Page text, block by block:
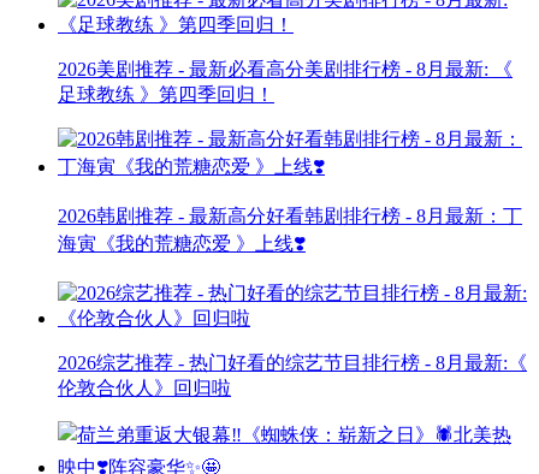
2026美剧推荐 - 最新必看高分美剧排行榜 - 8月最新: 《​​
足球教练 》第四季回归！
2026韩剧推荐 - 最新高分好看韩剧排行榜 - 8月最新：丁
海寅《我的荒糖恋爱 》上线❣️
2026综艺推荐 - 热门好看的综艺节目排行榜 - 8月最新:《​​
伦敦合伙人》回归啦